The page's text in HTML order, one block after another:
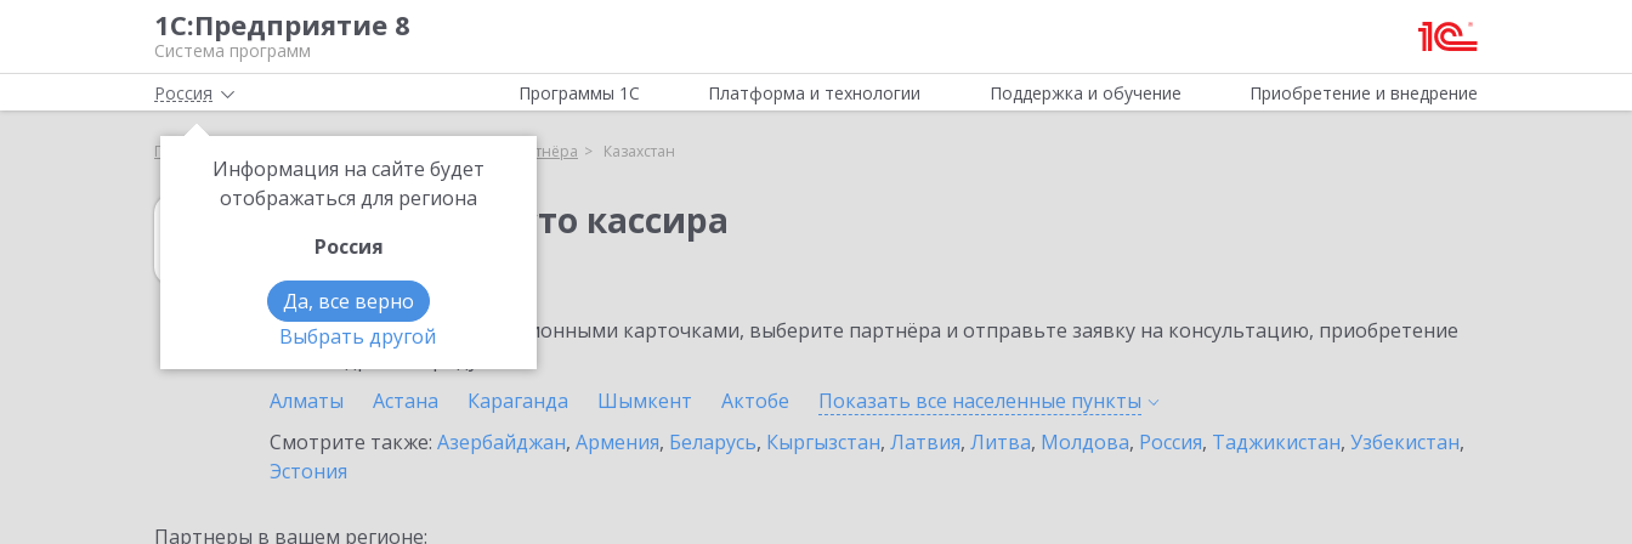
1С:Предприятие 8
Система программ
Россия
Информация на сайте будет
отображаться для региона
Россия
Да, все верно
Выбрать другой
Программы 1С Платформа и технологии Поддержка и обучение Приобретение и внедрение
Главная Выбор партнёра Казахстан
1С:Рабочее место кассира
в Казахстане
Ознакомьтесь с информационными карточками, выберите партнёра и отправьте заявку на консультацию, приобретение
Алматы
Астана Караганда Шымкент Актобе Показать все населенные пункты
Смотрите также: Азербайджан, Армения, Беларусь, Кыргызстан, Латвия, Литва, Молдова, Россия, Таджикистан, Узбекистан,
Эстония
Партнеры в вашем регионе: